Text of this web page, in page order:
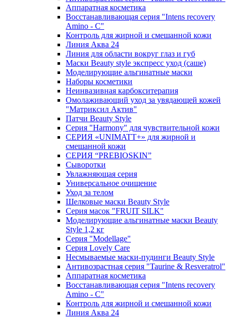
Аппаратная косметика
Восстанавливающая серия "Intens recovery
Amino - C"
Контроль для жирной и смешанной кожи
Линия Аква 24
Линия для области вокруг глаз и губ
Маски Beauty style экспресс уход (саше)
Моделирующие альгинатные маски
Наборы косметики
Неинвазивная карбокситерапия
Омолаживающий уход за увядающей кожей
"Матриксил Актив"
Патчи Beauty Style
Серия "Harmony" для чувствительной кожи
СЕРИЯ «UNIMATT+» для жирной и
смешанной кожи
СЕРИЯ “PREBIOSKIN”
Сыворотки
Увлажняющая серия
Универсальное очищение
Уход за телом
Шелковые маски Beauty Style
Серия масок "FRUIT SILK"
Моделирующие альгинатные маски Beauty
Style 1,2 кг
Серия "Modellage"
Cерия Lovely Care
Несмываемые маски-пудинги Beauty Style
Антивозрастная серия "Taurine & Resveratrol"
Аппаратная косметика
Восстанавливающая серия "Intens recovery
Amino - C"
Контроль для жирной и смешанной кожи
Линия Аква 24